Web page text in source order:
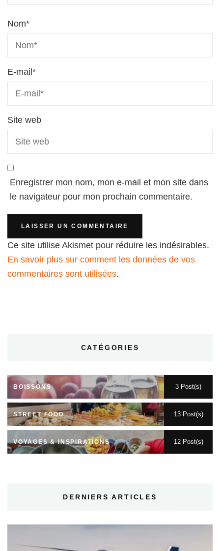
Nom*
E-mail *
Site web
Enregistrer mon nom, mon e-mail et mon site dans
le navigateur pour mon prochain commentaire.
Ce site utilise Akismet pour réduire les indésirables.
En savoir plus sur comment les données de vos
commentaires sont utilisées.
CATÉGORIES
BOISSONS 3 Post(s)
STREET FOOD 13 Post(s)
VOYAGES & INSPIRATIONS 12 Post(s)
DERNIERS ARTICLES